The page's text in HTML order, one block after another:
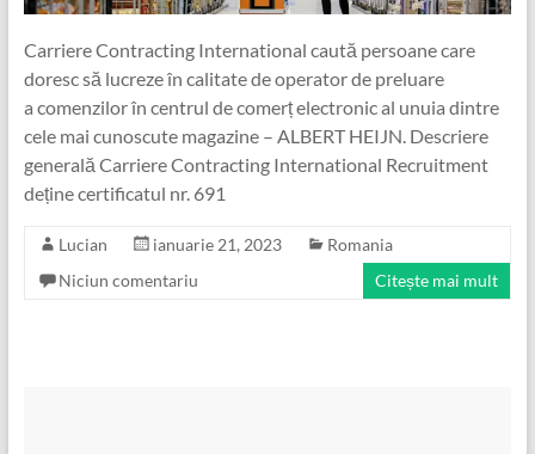
Carriere Contracting International caută persoane care
doresc să lucreze în calitate de operator de preluare
a comenzilor în centrul de comerț electronic al unuia dintre
cele mai cunoscute magazine – ALBERT HEIJN. Descriere
generală Carriere Contracting International Recruitment
deține certificatul nr. 691
Lucian ianuarie 21, 2023
Romania
Niciun comentariu
Citește mai mult